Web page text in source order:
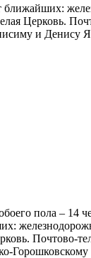
ближайших:
Церковь.
и Денису
пола –
Почтово-